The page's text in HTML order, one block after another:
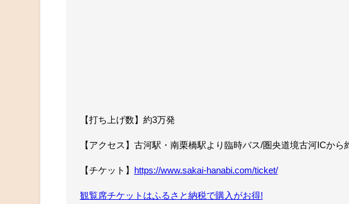
【打ち上げ数】約3万発
【アクセス】古河駅・南栗橋駅より臨時バス/圏央道境古河ICから
【チケット】 https://www.sakai-hanabi.com/ticket/
観覧席チケットはふるさと納税で購入がお得!